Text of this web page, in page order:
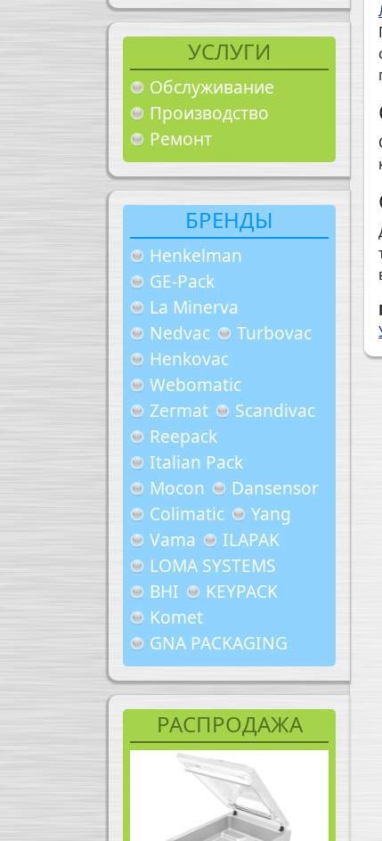
УСЛУГИ
Обслуживание
Производство
Ремонт
БРЕНДЫ
Henkelman
GE-Pack
La Minerva
Nedvac
Turbovac
Henkovac
Webomatic
Zermat
Scandivac
Reepack
Italian Pack
Mocon
Dansensor
Colimatic
Yang
Vama
ILAPAK
LOMA SYSTEMS
BHI
KEYPACK
Komet
GNA PACKAGING
РАСПРОДАЖА